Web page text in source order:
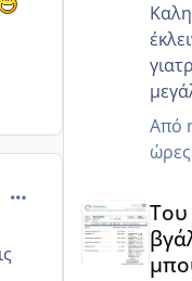
comment_875585
γιατρό, Αθήνα ή σε
Από
ώρες
Του